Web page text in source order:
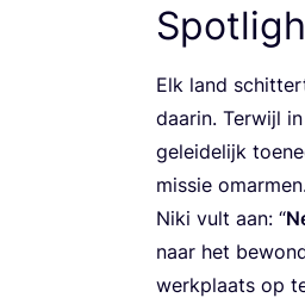
Elk land
daar­in. Ter­wijl
gelei­de­lijk
mis­sie omarmen.
Niki vult aan: “
naar het
werk­plaats op